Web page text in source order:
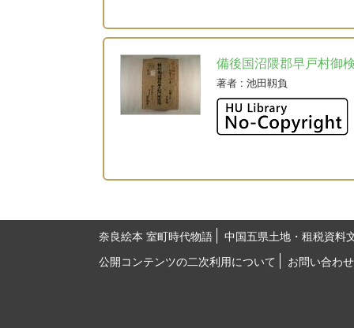
備後国沼隈郡早戸村御
著者 : 池田靱負
奈良絵本 室町時代物語
中国五県土地・租税資料
公開コンテンツの二次利用について
お問い合わせ